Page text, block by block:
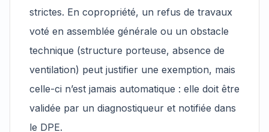
strictes. En copropriété, un refus de travaux
voté en assemblée générale ou un obstacle
technique (structure porteuse, absence de
ventilation) peut justifier une exemption, mais
celle-ci n’est jamais automatique : elle doit être
validée par un diagnostiqueur et notifiée dans
le DPE.